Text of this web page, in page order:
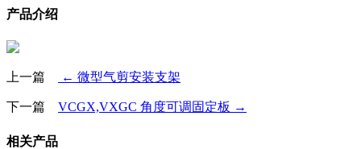
产品介绍
上一篇 ← 微型气剪安装支架
下一篇 VCGX,VXGC 角度可调固定板 →
相关产品